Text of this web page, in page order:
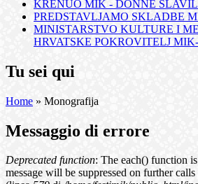
KRENUO MIK - DONNE
PREDSTAVLJAMO SKLADBE
MINISTARSTVO KULTURE I
HRVATSKE POKROVITELJ
Tu sei qui
Home » Monografija
Messaggio di errore
Deprecated function: The each() function
message will be suppressed on further calls